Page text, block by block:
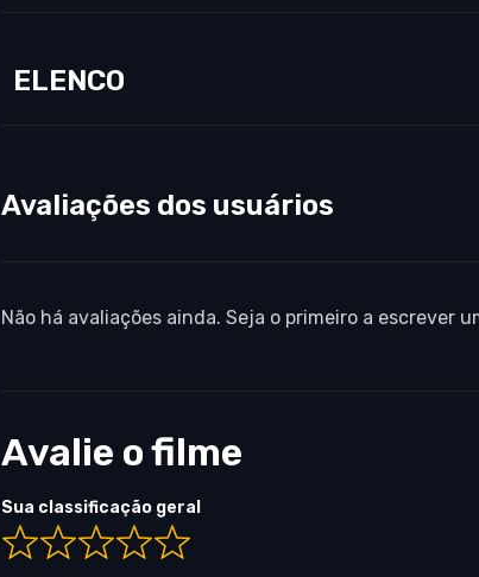
ELENCO
Avaliações dos usuários
Não há avaliações ainda. Seja o primeiro a escrever
Avalie o filme
Sua classificação geral